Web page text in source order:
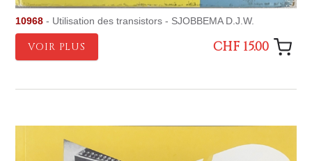
10968 - Utilisation des transistors - SJOBBEMA D.J.W.
VOIR PLUS CHF 15.00